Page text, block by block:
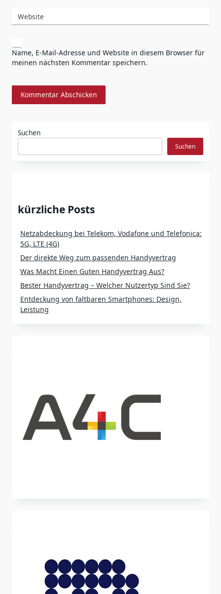
Website
Name, E-Mail-Adresse und Website in diesem Browser für
meinen nächsten Kommentar speichern.
Suchen
Suchen
kürzliche Posts
Netzabdeckung bei Telekom, Vodafone und Telefonica:
5G, LTE (4G)
Der direkte Weg zum passenden Handyvertrag
Was Macht Einen Guten Handyvertrag Aus?
Bester Handyvertrag – Welcher Nutzertyp Sind Sie?
Entdeckung von faltbaren Smartphones: Design,
Leistung